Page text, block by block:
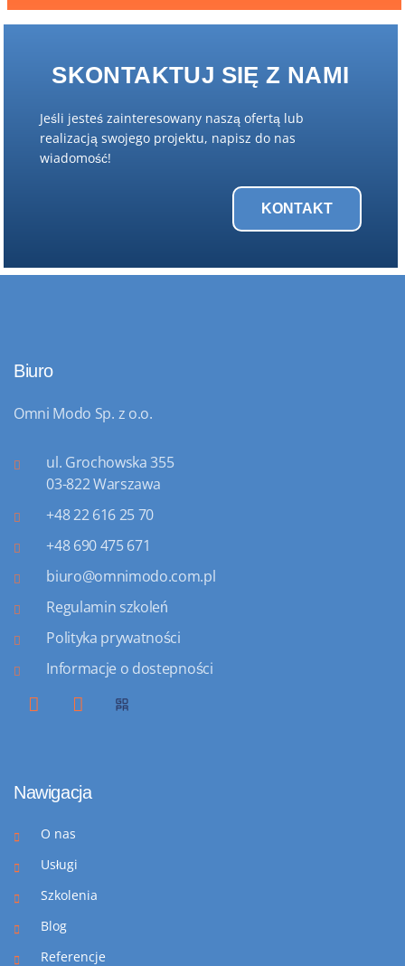
SKONTAKTUJ SIĘ Z NAMI
Jeśli jesteś zainteresowany naszą ofertą lub
realizacją swojego projektu, napisz do nas
wiadomość!
KONTAKT
Biuro
Omni Modo Sp. z o.o.
ul. Grochowska 355
03-822 Warszawa
+48 22 616 25 70
+48 690 475 671
biuro@omnimodo.com.pl
Regulamin szkoleń
Polityka prywatności
Informacje o dostepności
Nawigacja
O nas
Usługi
Szkolenia
Blog
Referencje